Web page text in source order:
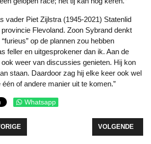
Flevoland. Zoon Sybrand denkt
op de plannen zou hebben
feller en uitgesprokener dan ik. Aan de
weer van discussies genieten. Hij kon
staan. Daardoor zag hij elke keer ook wel
of andere manier uit te komen.”
Whatsapp
ARTIKEL: ONDERNEMERSPRIJZEN 2023
VOLGENDE
VOLGENDE